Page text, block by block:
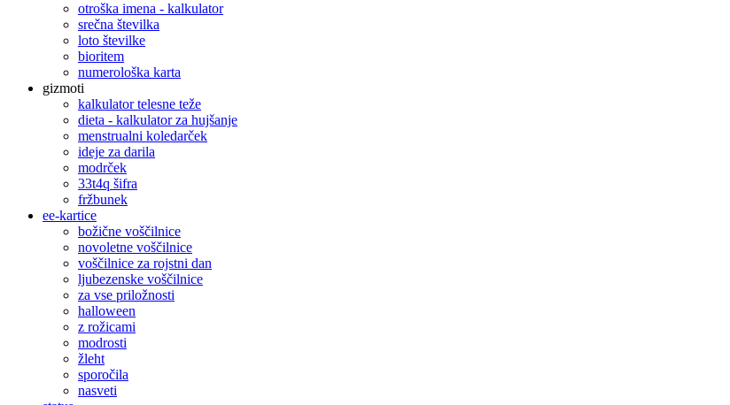
otroška imena - kalkulator
srečna številka
loto številke
bioritem
numerološka karta
gizmoti
kalkulator telesne teže
dieta - kalkulator za hujšanje
menstrualni koledarček
ideje za darila
modrček
33t4q šifra
fržbunek
ee-kartice
božične voščilnice
novoletne voščilnice
voščilnice za rojstni dan
ljubezenske voščilnice
za vse priložnosti
halloween
z rožicami
modrosti
žleht
sporočila
nasveti